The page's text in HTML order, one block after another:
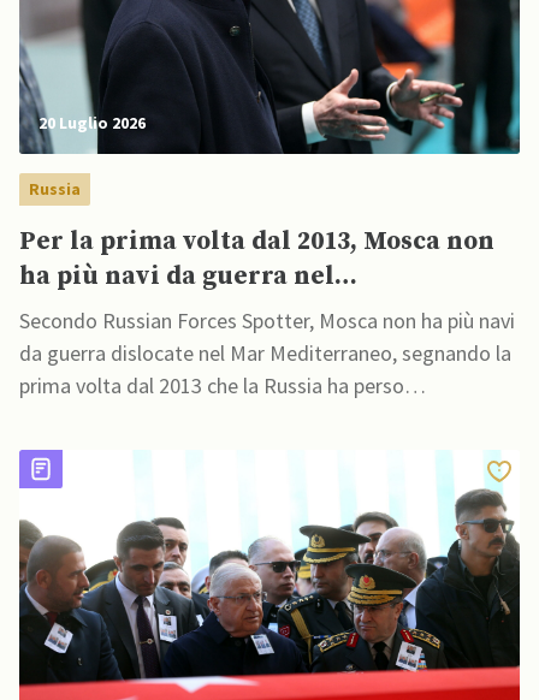
20 Luglio 2026
Russia
Per la prima volta dal 2013, Mosca non
ha più navi da guerra nel
Mediterraneo, affermano fonti
opensource
Secondo Russian Forces Spotter, Mosca non ha più navi
da guerra dislocate nel Mar Mediterraneo, segnando la
prima volta dal 2013 che la Russia ha perso